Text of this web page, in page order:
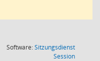
Software:Sitzungsdienst
Session(Wird in